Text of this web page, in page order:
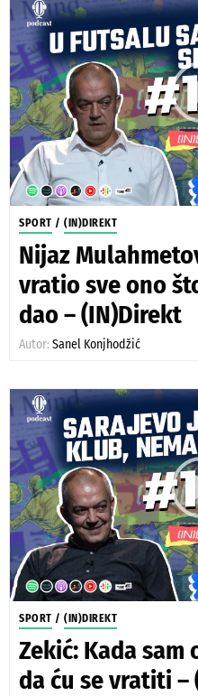
SPORT / (IN)DIREKT
Nijaz
vratio sve ono
dao – (IN)Direkt
Autor: Sanel Konjhodžić
SPORT / (IN)DIREKT
Zekić: Kada sam
da ću se vratiti –